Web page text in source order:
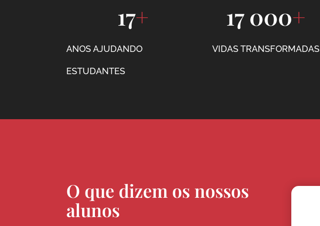
ANOS AJUDANDO
ESTUDANTES
17+
VIDAS TRANSFORMADAS
17 000+
O que dizem os nossos
alunos